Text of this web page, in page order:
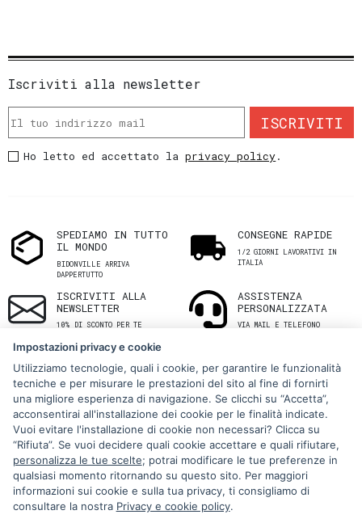
Iscriviti alla newsletter
ISCRIVITI
Ho letto ed accettato laprivacy policy.
SPEDIAMO IN TUTTO
IL MONDO
BIDONVILLE ARRIVA
DAPPERTUTTO
CONSEGNE RAPIDE
1/2 GIORNI LAVORATIVI IN
ITALIA
ISCRIVITI ALLA
NEWSLETTER
10% DI SCONTO PER TE
ASSISTENZA
PERSONALIZZATA
VIA MAIL E TELEFONO
Via Melo 224/a, Bari, Italy, 70121
+39 080 990 5699
P.IVA: 05921860721
Impostazioni privacy e cookie
Utilizziamo tecnologie, quali i cookie, per garantire le funzionalità
tecniche e per misurare le prestazioni del sito al fine di fornirti
una migliore esperienza di navigazione. Se clicchi su “Accetta”,
acconsentirai all'installazione dei cookie per le finalità indicate.
Vuoi evitare l'installazione di cookie non necessari? Clicca su
“Rifiuta”. Se vuoi decidere quali cookie accettare e quali rifiutare,
personalizza le tue scelte; potrai modificare le tue preferenze in
qualsiasi momento ritornando su questo sito. Per maggiori
informazioni sui cookie e sulla tua privacy, ti consigliamo di
consultare la nostra Privacy e cookie policy.